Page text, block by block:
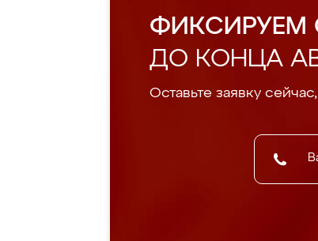
ФИКСИРУЕМ
ДО КОНЦА
Оставьте заявку